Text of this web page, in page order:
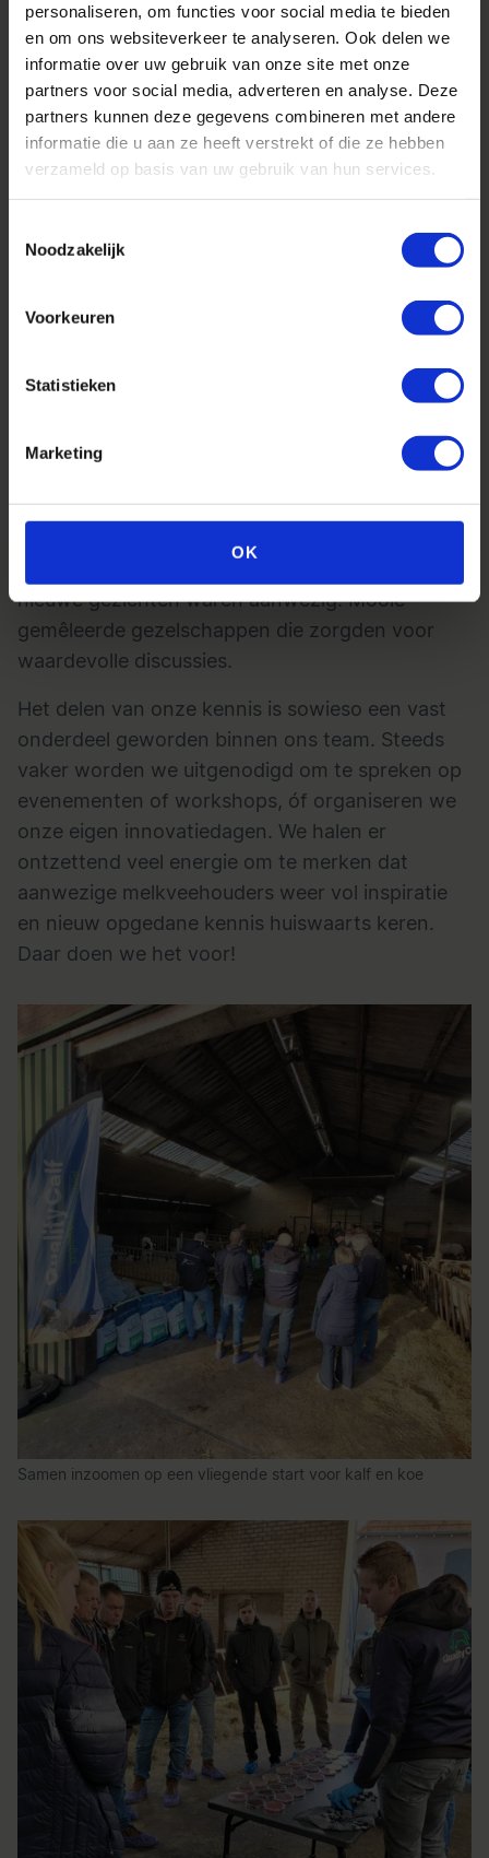
personaliseren, om functies voor social media te bieden
en om ons websiteverkeer te analyseren. Ook delen we
informatie over uw gebruik van onze site met onze
partners voor social media, adverteren en analyse. Deze
partners kunnen deze gegevens combineren met andere
informatie die u aan ze heeft verstrekt of die ze hebben
verzameld op basis van uw gebruik van hun services.
Noodzakelijk
Voorkeuren
Statistieken
Marketing
OK
Op bezoek in de fabriek van pHom Norway
Succesvolle Jongvee-
innovatiedagen met als thema:
‘Een vliegende start’
Tijdens de Jongveedagen die we ook dit jaar
voor de koe en het kalf centraal. Samen met de
mochten we diverse groepen melkveehouders
nieuwe gezichten waren aanwezig. Mooie
gemêleerde gezelschappen die zorgden voor
waardevolle discussies.
Het delen van onze kennis is sowieso een vast
onderdeel geworden binnen ons team. Steeds
vaker worden we uitgenodigd om te spreken op
evenementen of workshops, óf organiseren we
onze eigen innovatiedagen. We halen er
ontzettend veel energie om te merken dat
aanwezige melkveehouders weer vol inspiratie
en nieuw opgedane kennis huiswaarts keren.
Daar doen we het voor!
Samen inzoomen op een vliegende start voor kalf en koe